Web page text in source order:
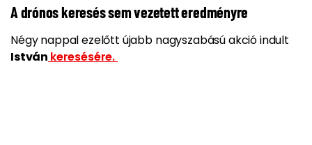
A drónos keresés sem vezetett eredményre
Négy nappal ezelőtt újabb nagyszabású akció indult
István keresésére.